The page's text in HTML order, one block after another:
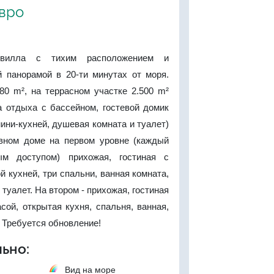
вилла с тихим расположением и
панорамой в 20-ти минутах от моря.
m², на террасном участке 2.500 m²
с бассейном, гостевой домик
кухней, душевая комната и туалет)
доме на первом уровне (каждый
доступом) прихожая, гостиная с
кухней, три спальни, ванная комната,
туалет. На втором - прихожая, гостиная
открытая кухня, спальня, ванная,
обновление!
Вид на море